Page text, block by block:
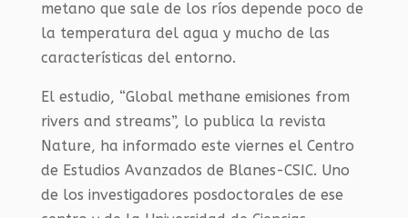
metano que sale de los ríos depende poco de
la temperatura del agua y mucho de las
características del entorno.
El estudio, “Global methane emisiones from
rivers and streams”, lo publica la revista
Nature, ha informado este viernes el Centro
de Estudios Avanzados de Blanes-CSIC. Uno
de los investigadores posdoctorales de ese